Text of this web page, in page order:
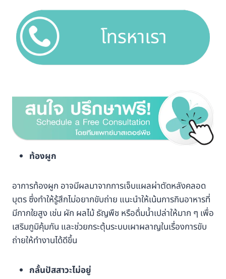
ท้องผูก
อาการท้องผูก อาจมีผลมาจากการเจ็บแผลผ่าตัดหลังคลอด
บุตร ซึ่งทำให้รู้สึกไม่อยากขับถ่าย แนะนำให้เน้นการกินอาหารที่
มีกากใยสูง เช่น ผัก ผลไม้ ธัญพืช หรือดื่มน้ำเปล่าให้มาก ๆ เพื่อ
เสริมภูมิคุ้มกัน และช่วยกระตุ้นระบบเผาผลาญในเรื่องการขับ
ถ่ายให้ทำงานได้ดีขึ้น
กลั้นปัสสาวะไม่อยู่